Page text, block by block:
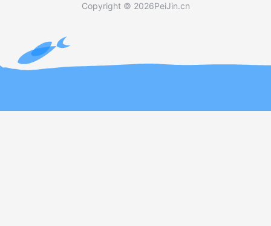
y 、.Taobao 以及.Tmall ，目前已经开放注册的只有.Xin 域
Copyright © 2026PeiJin.cn